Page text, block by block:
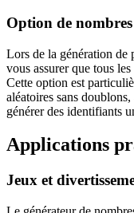
Option de
Lors de la génération de
vous assurer que tous
Cette option est
aléatoires sans
générer des identifiants
Applications
Jeux et